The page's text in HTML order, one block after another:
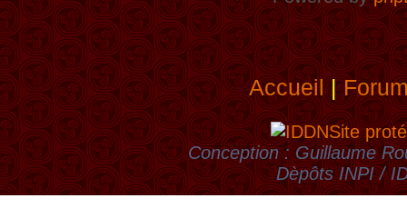
Accueil|
Site
Conception : Guillaume
Dèpôts INPI /